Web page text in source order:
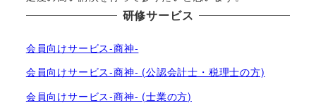
研修サービス
会員向けサービス-商神-
会員向けサービス-商神- (公認会計士・税理士の方)
会員向けサービス-商神- (士業の方)